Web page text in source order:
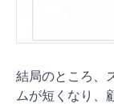
結局のところ、
ムが短くなり、